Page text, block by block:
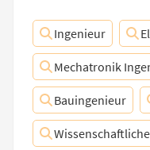
Ingenieur
Mechatronik
Bauingenieur